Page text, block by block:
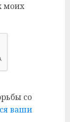
моих
со
ваши